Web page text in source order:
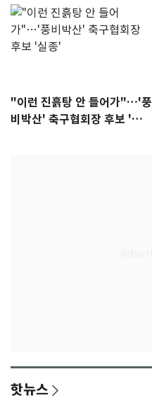
"이런 진흙탕 안 들어가"…'풍
비박산' 축구협회장 후보 '실
핫뉴스